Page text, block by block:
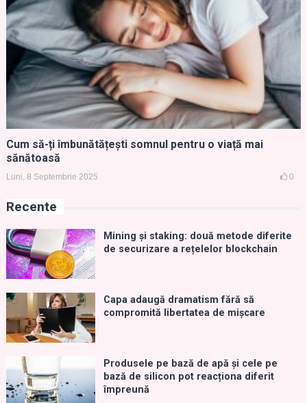
Cum să-ți îmbunătățești somnul pentru o viață mai
sănătoasă
Luni, 8 Septembrie 2025 0
Recente
Mining și staking: două metode diferite
de securizare a rețelelor blockchain
Capa adaugă dramatism fără să
compromită libertatea de mișcare
Produsele pe bază de apă și cele pe
bază de silicon pot reacționa diferit
împreună